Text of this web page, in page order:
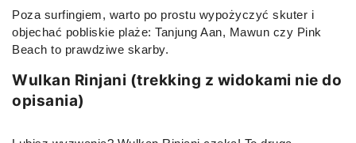
Poza surfingiem, warto po prostu wypożyczyć skuter i
objechać pobliskie plaże: Tanjung Aan, Mawun czy Pink
Beach to prawdziwe skarby.
Wulkan Rinjani (trekking z widokami nie do
opisania)